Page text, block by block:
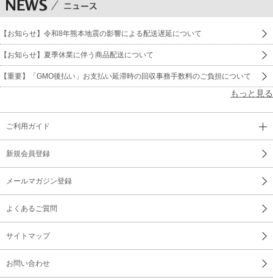
【お知らせ】令和8年熊本地震の影響による配送遅延について
【お知らせ】夏季休業に伴う商品配送について
【重要】「GMO後払い」お支払い延滞時の回収事務手数料のご負担について
もっと見る
ご利用ガイド
新規会員登録
メールマガジン登録
よくあるご質問
サイトマップ
お問い合わせ